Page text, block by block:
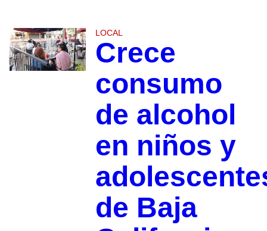
LOCAL
Crece
consumo
de alcohol
en niños y
de Baja